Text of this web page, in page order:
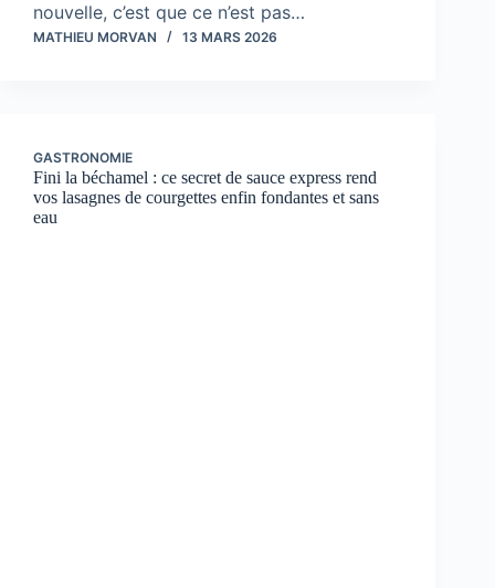
nouvelle, c’est que ce n’est pas…
MATHIEU MORVAN 13 MARS 2026
GASTRONOMIE
Fini la béchamel : ce secret de sauce express rend
vos lasagnes de courgettes enfin fondantes et sans
eau